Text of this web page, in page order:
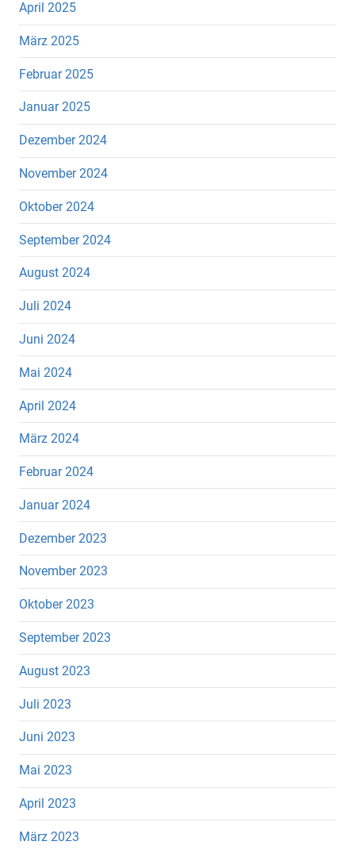
April 2025
März 2025
Februar 2025
Januar 2025
Dezember 2024
November 2024
Oktober 2024
September 2024
August 2024
Juli 2024
Juni 2024
Mai 2024
April 2024
März 2024
Februar 2024
Januar 2024
Dezember 2023
November 2023
Oktober 2023
September 2023
August 2023
Juli 2023
Juni 2023
Mai 2023
April 2023
März 2023